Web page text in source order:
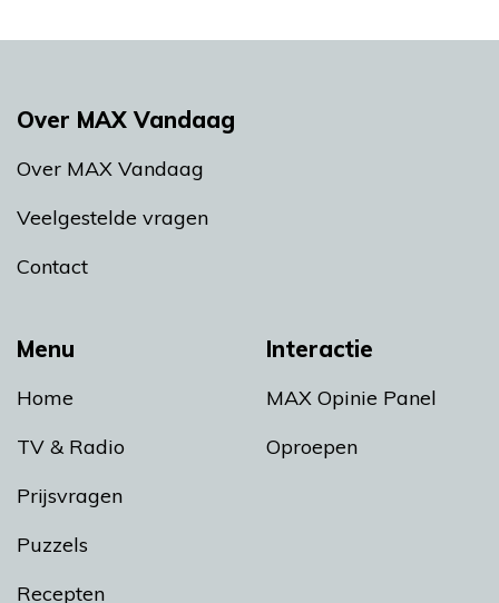
Menu
Home
TV & Radio
Prijsvragen
Puzzels
Recepten
Interactie
MAX Opinie Panel
Oproepen
Over MAX Vandaag
Over MAX Vandaag
Veelgestelde vragen
Contact